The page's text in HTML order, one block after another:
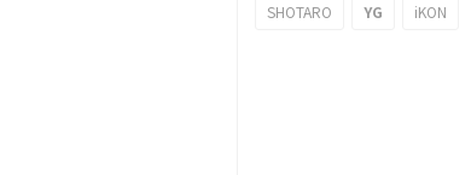
SHOTARO YG iKON